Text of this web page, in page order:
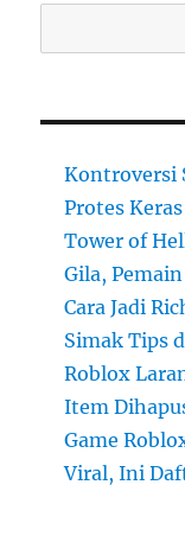
Kontroversi
Protes Keras
Tower of
Gila,
Cara Jadi
Simak Tips
Roblox
Item
Game
Viral, Ini